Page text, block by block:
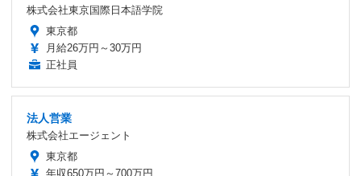
株式会社東京国際日本語学院
東京都
月給26万円～30万円
正社員
法人営業
株式会社エージェント
東京都
年収650万円～700万円